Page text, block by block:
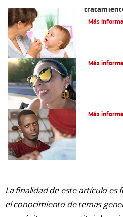
Más
Más
Más
La finalidad de este artículo
el conocimiento de temas